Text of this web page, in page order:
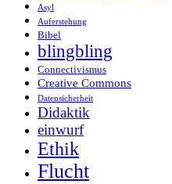
Asyl
Auferstehung
Bibel
blingbling
Connectivismus
Creative Commons
Datensicherheit
Didaktik
einwurf
Ethik
Flucht